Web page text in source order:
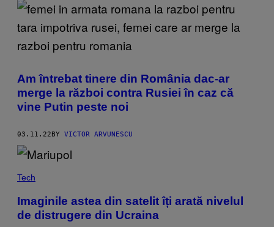
Am întrebat tinere din România dac-ar
merge la război contra Rusiei în caz că
vine Putin peste noi
03.11.22BY VICTOR ARVUNESCU
Tech
Imaginile astea din satelit îți arată nivelul
de distrugere din Ucraina